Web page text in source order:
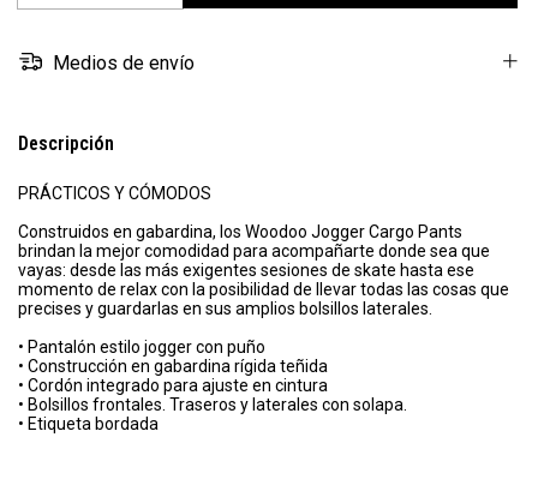
Medios de envío
Descripción
PRÁCTICOS Y CÓMODOS
Construidos en gabardina, los Woodoo Jogger Cargo Pants
brindan la mejor comodidad para acompañarte donde sea que
vayas: desde las más exigentes sesiones de skate hasta ese
momento de relax con la posibilidad de llevar todas las cosas que
precises y guardarlas en sus amplios bolsillos laterales.
• Pantalón estilo jogger con puño
• Construcción en gabardina rígida teñida
• Cordón integrado para ajuste en cintura
• Bolsillos frontales. Traseros y laterales con solapa.
• Etiqueta bordada